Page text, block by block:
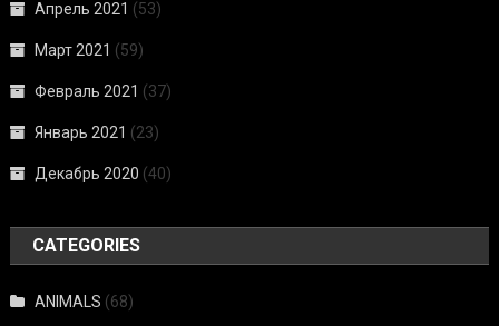
Апрель 2021 (53)
Март 2021 (59)
Февраль 2021 (37)
Январь 2021 (23)
Декабрь 2020 (40)
CATEGORIES
ANIMALS (68)